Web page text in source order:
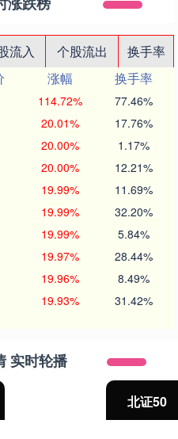
流入 个股流出
换手率
涨幅
换手率
114.72% 77.46%
20.01% 17.76%
20.00% 1.17%
20.00% 12.21%
19.99% 11.69%
19.99% 32.20%
19.99% 5.84%
19.97% 28.44%
19.96% 8.49%
19.93% 31.42%
实时轮播